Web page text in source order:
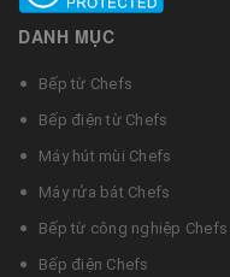
DANH MỤC
Bếp từ Chefs
Bếp điện từ Chefs
Máy hút mùi Chefs
Máy rửa bát Chefs
Bếp từ công nghiệp Chefs
Bếp điện Chefs